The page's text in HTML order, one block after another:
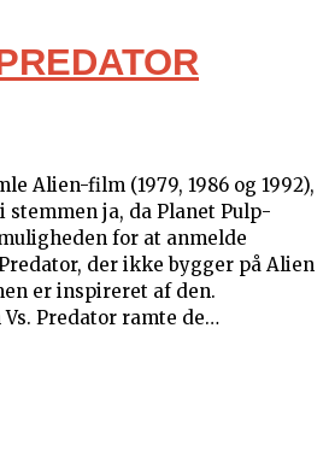
Alien-film (1979, 1986 og 1992),
stemmen ja, da Planet Pulp-
for at anmelde
der ikke bygger på Alien
er inspireret af den.
Predator ramte de…